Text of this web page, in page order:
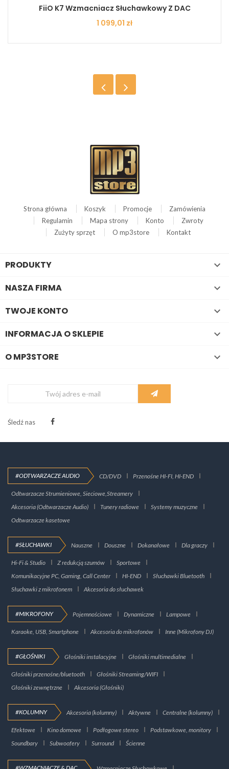
FiiO K7 Wzmacniacz Słuchawkowy Z DAC
Cena
1 099,01 zł
Strona główna Koszyk Promocje
Zamówienia
Regulamin
Mapa strony Konto
Zwroty
Zużyty sprzęt
O mp3store Kontakt
PRODUKTY 
NASZA FIRMA 
TWOJE KONTO 
INFORMACJA O SKLEPIE 
O MP3STORE 
Śledź nas
#ODTWARZACZE AUDIO CD/DVD Przenośne HI-FI, HI-END
Odtwarzacze Strumieniowe, Sieciowe,Streamery
Akcesoria (Odtwarzacze Audio)
Tunery radiowe
Systemy muzyczne
Odtwarzacze kasetowe
#SŁUCHAWKI Nauszne Douszne Dokanałowe Dla graczy
Hi-Fi & Studio Z redukcją szumów
Sportowe
Komunikacyjne PC, Gaming, Call Center
HI-END
Słuchawki Bluetooth
Słuchawki z mikrofonem
Akcesoria do słuchawek
#MIKROFONY Pojemnościowe Dynamiczne Lampowe
Karaoke, USB, Smartphone Akcesoria do mikrofonów Inne (Mikrofony DJ)
#GŁOŚNIKI Głośniki instalacyjne Głośniki multimedialne
Głośniki przenośne/bluetooth
Głośniki Streaming/WIFI
Głośniki zewnętrzne
Akcesoria (Głośniki)
#KOLUMNY Akcesoria (kolumny) Aktywne Centralne (kolumny)
Efektowe Kino domowe Podłogowe stereo
Podstawkowe, monitory
Soundbary
Subwoofery Surround Ścienne